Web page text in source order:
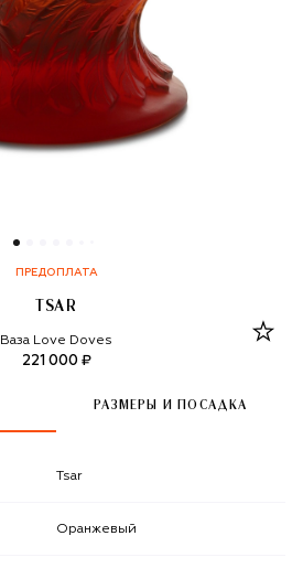
ПРЕДОПЛАТА
TSAR
Tsar
Ваза Love Doves
221 000 ₽
РАЗМЕРЫ И ПОСАДКА
Tsar
Оранжевый